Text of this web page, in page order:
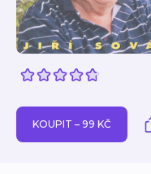
KOUPIT – 99 KČ